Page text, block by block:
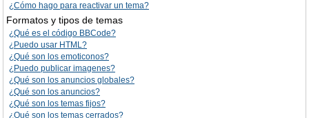
¿Cómo hago para reactivar un tema?
Formatos y tipos de temas
¿Qué es el código BBCode?
¿Puedo usar HTML?
¿Qué son los emoticonos?
¿Puedo publicar imagenes?
¿Qué son los anuncios globales?
¿Qué son los anuncios?
¿Qué son los temas fijos?
¿Qué son los temas cerrados?